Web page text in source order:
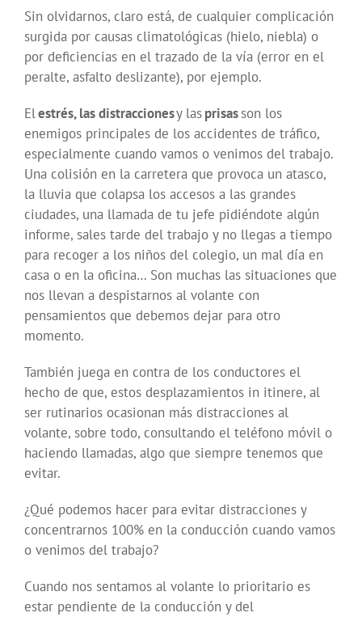
Sin olvidarnos, claro está, de cualquier complicación
surgida por causas climatológicas (hielo, niebla) o
por deficiencias en el trazado de la vía (error en el
peralte, asfalto deslizante), por ejemplo.
Elestrés, las distraccionesy lasprisasson los
enemigos principales de los accidentes de tráfico,
especialmente cuando vamos o venimos del trabajo.
Una colisión en la carretera que provoca un atasco,
la lluvia que colapsa los accesos a las grandes
ciudades, una llamada de tu jefe pidiéndote algún
informe, sales tarde del trabajo y no llegas a tiempo
para recoger a los niños del colegio, un mal día en
casa o en la oficina… Son muchas las situaciones que
nos llevan a despistarnos al volante con
pensamientos que debemos dejar para otro
momento.
También juega en contra de los conductores el
hecho de que, estos desplazamientos in itinere, al
ser rutinarios ocasionan más distracciones al
volante, sobre todo, consultando el teléfono móvil o
haciendo llamadas, algo que siempre tenemos que
evitar.
¿Qué podemos hacer para evitar distracciones y
concentrarnos 100% en la conducción cuando vamos
o venimos del trabajo?
Cuando nos sentamos al volante lo prioritario es
estar pendiente de la conducción y del